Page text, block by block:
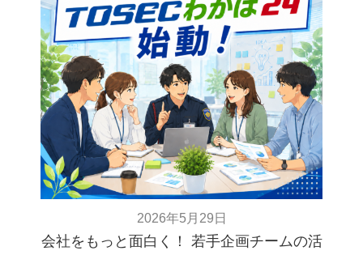
2026年5月29日
会社をもっと面白く！ 若手企画チームの活